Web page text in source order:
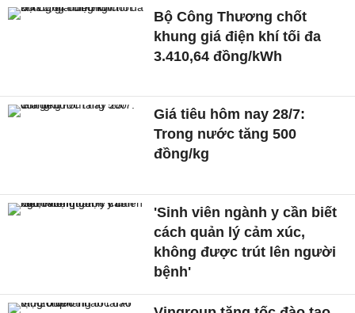
Bộ Công Thương chốt
khung giá điện khí tối đa
3.410,64 đồng/kWh
Giá tiêu hôm nay 28/7:
Trong nước tăng 500
đồng/kg
'Sinh viên ngành y cần biết
cách quản lý cảm xúc,
không được trút lên người
bệnh'